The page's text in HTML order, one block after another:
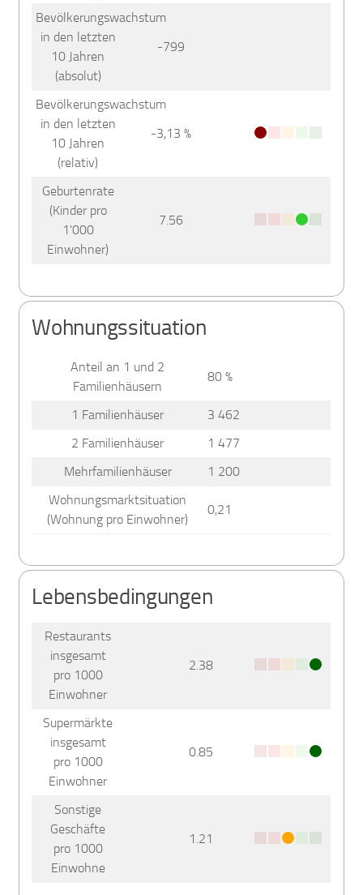
Bevölkerungswachstum
in den letzten
10 Jahren
(absolut)
-799
Bevölkerungswachstum
in den letzten
10 Jahren
(relativ)
-3,13 %
Geburtenrate
(Kinder pro
1'000
Einwohner)
7.56
Wohnungssituation
Anteil an 1 und 2
Familienhäusern
80 %
1 Familienhäuser
3 462
2 Familienhäuser
1 477
Mehrfamilienhäuser
1 200
Wohnungsmarktsituation
(Wohnung pro Einwohner)
0,21
Lebensbedingungen
Restaurants
insgesamt
pro 1000
Einwohner
2.38
Supermärkte
insgesamt
pro 1000
Einwohner
0.85
Sonstige
Geschäfte
pro 1000
Einwohne
1.21